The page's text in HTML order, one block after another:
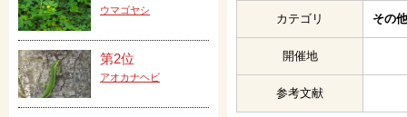
カテゴリ その
開催地
参考文献
ウマゴヤシ
第2位
アオカナヘビ